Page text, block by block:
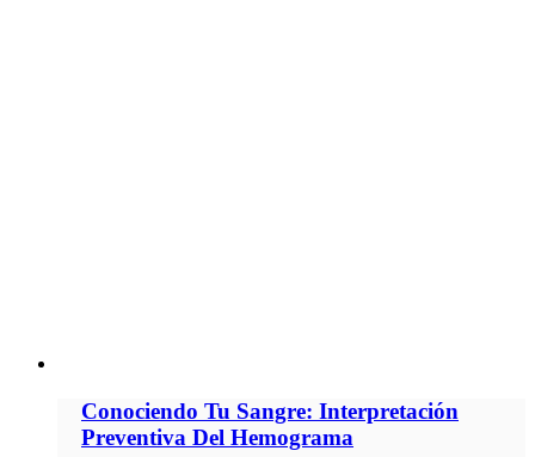
Conociendo Tu Sangre: Interpretación
Preventiva Del Hemograma